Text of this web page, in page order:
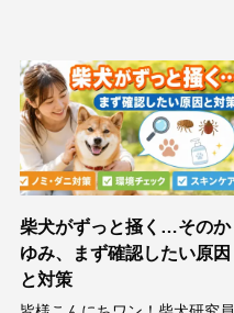
柴犬がずっと掻く…そのか
ゆみ、まず確認したい原因
と対策